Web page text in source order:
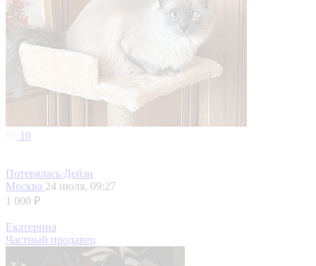
10
Потерялась Дейзи
Москва 24 июля, 09:27
1 000 ₽
Екатерина
Частный продавец